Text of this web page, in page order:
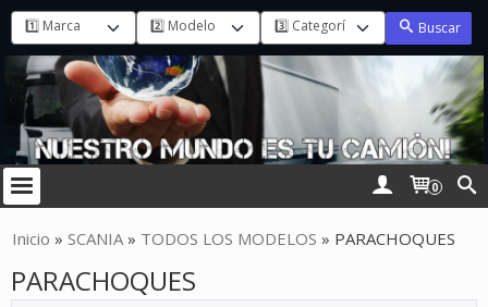
Buscar
0
Inicio » SCANIA» TODOS LOS MODELOS » PARACHOQUES
PARACHOQUES